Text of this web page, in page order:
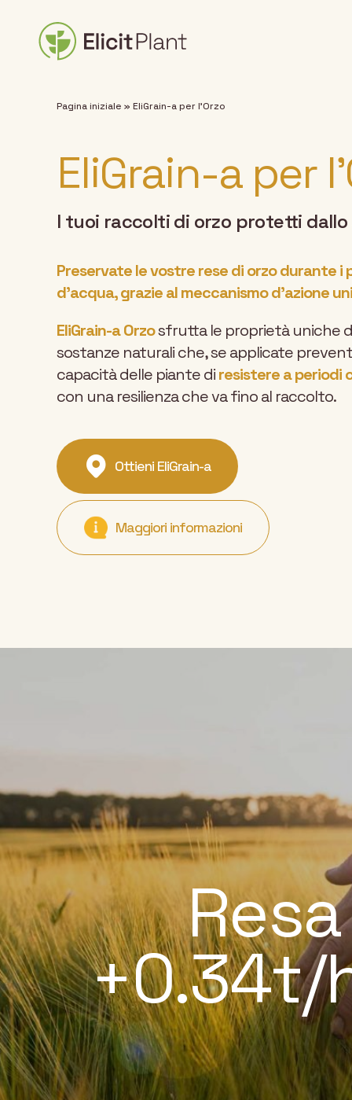
Pagina iniziale » EliGrain-a per l’Orzo
EliGrain-a per
I tuoi raccolti di orzo protetti
Preservate le vostre rese di orzo durante i
d’acqua, grazie al meccanismo d’azione
EliGrain-a Orzosfrutta le proprietà uniche
sostanze naturali che, se applicate
capacità delle piante diresistere a periodi
con una resilienza che va fino al raccolto.
Ottieni EliGrain-a
Maggiori informazioni
Resa
+0.34t/